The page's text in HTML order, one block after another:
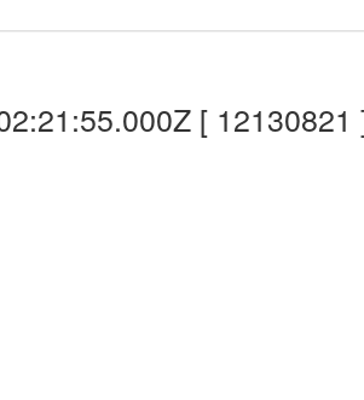
[ 12130821